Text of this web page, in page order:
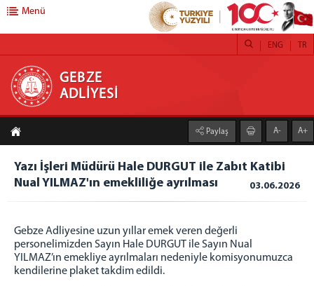
GEBZE ADLİYESİ
ANASAYFA
ADLİYEMİZ
Gebze Adalet Sarayı
Birimlerimiz
Uzlaştırma Bürosu
İcra Müdürlüğü
Adli Destek ve Mağdur Hizmetleri Müdürlüğü
Menü
GEBZE
ADLİYESİ
TR
ENG
Paylaş A- A+
Yazı İşleri Müdürü Hale DURGUT ile Zabıt Katibi
Nual YILMAZ'ın emekliliğe ayrılması
03.06.2026
Gebze Adliyesine uzun yıllar emek veren değerli
personelimizden Sayın Hale DURGUT ile Sayın Nual
YILMAZ’ın emekliye ayrılmaları nedeniyle komisyonumuzca
kendilerine plaket takdim edildi.